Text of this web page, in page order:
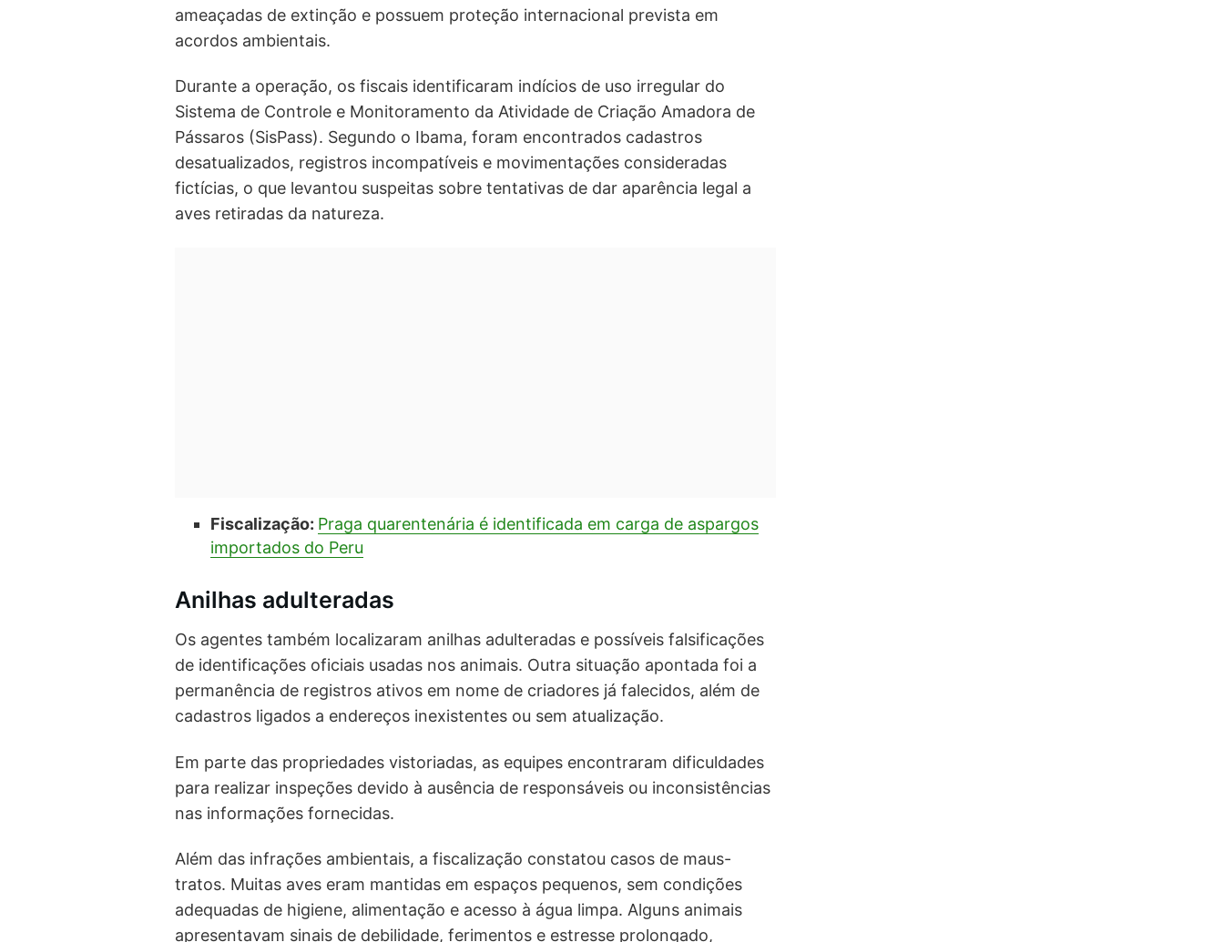
ameaçadas de extinção e possuem proteção internacional prevista em
acordos ambientais.
Durante a operação, os fiscais identificaram indícios de uso irregular do
Sistema de Controle e Monitoramento da Atividade de Criação Amadora de
Pássaros (SisPass). Segundo o Ibama, foram encontrados cadastros
desatualizados, registros incompatíveis e movimentações consideradas
fictícias, o que levantou suspeitas sobre tentativas de dar aparência legal a
aves retiradas da natureza.
Fiscalização: Praga quarentenária é identificada em carga de aspargos
importados do Peru
Anilhas adulteradas
Os agentes também localizaram anilhas adulteradas e possíveis falsificações
de identificações oficiais usadas nos animais. Outra situação apontada foi a
permanência de registros ativos em nome de criadores já falecidos, além de
cadastros ligados a endereços inexistentes ou sem atualização.
Em parte das propriedades vistoriadas, as equipes encontraram dificuldades
para realizar inspeções devido à ausência de responsáveis ou inconsistências
nas informações fornecidas.
Além das infrações ambientais, a fiscalização constatou casos de maus-
tratos. Muitas aves eram mantidas em espaços pequenos, sem condições
adequadas de higiene, alimentação e acesso à água limpa. Alguns animais
apresentavam sinais de debilidade, ferimentos e estresse prolongado,